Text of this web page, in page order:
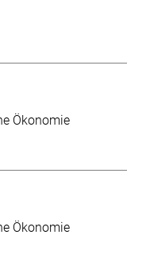
Ökonomie
Ökonomie